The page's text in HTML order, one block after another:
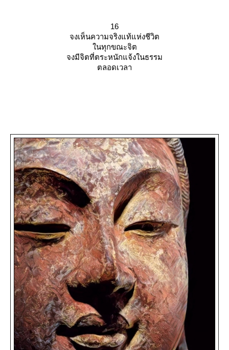
16
จงเห็นความจริงแท้แห่งชีวิต
นทุกขณะจิต
จงมีจิตที่ตระหนักแจ้งในธรรม
ตลอดเวลา